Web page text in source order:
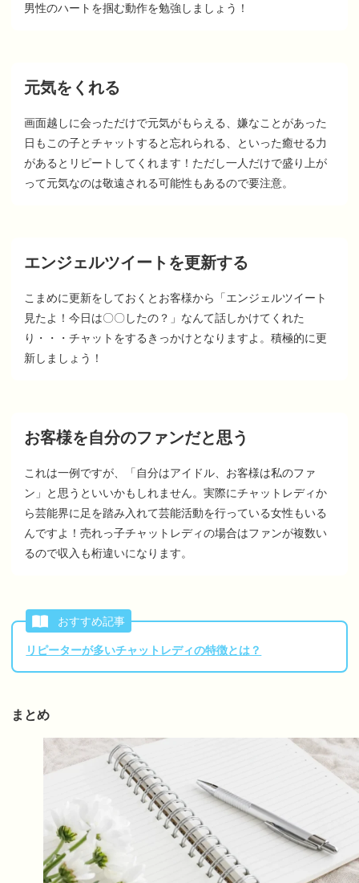
男性のハートを掴む動作を勉強しましょう！
元気をくれる
画面越しに会っただけで元気がもらえる、嫌なことがあった
日もこの子とチャットすると忘れられる、といった癒せる力
があるとリピートしてくれます！ただし一人だけで盛り上が
って元気なのは敬遠される可能性もあるので要注意。
エンジェルツイートを更新する
こまめに更新をしておくとお客様から「エンジェルツイート
見たよ！今日は〇〇したの？」なんて話しかけてくれた
り・・・チャットをするきっかけとなりますよ。積極的に更
新しましょう！
お客様を自分のファンだと思う
これは一例ですが、「自分はアイドル、お客様は私のファ
ン」と思うといいかもしれません。実際にチャットレディか
ら芸能界に足を踏み入れて芸能活動を行っている女性もいる
んですよ！売れっ子チャットレディの場合はファンが複数い
るので収入も桁違いになります。
おすすめ記事
リピーターが多いチャットレディの特徴とは？
まとめ